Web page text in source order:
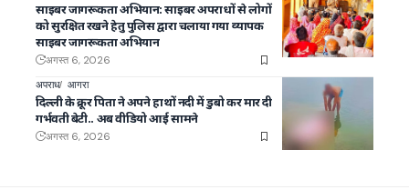
साइबर जागरूकता अभियान: साइबर अपराधों से लोगों
को सुरक्षित रखने हेतु पुलिस द्वारा चलाया गया व्यापक
साइबर जागरूकता अभियान
अगस्त 6, 2026
अपराध आगरा
दिल्ली के क्रूर पिता ने अपने हाथों नदी में डुबो कर मार दी
गर्भवती बेटी.. अब वीडियो आई सामने
अगस्त 6, 2026